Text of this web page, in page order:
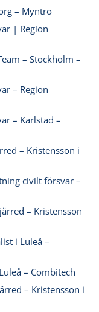
– Myntro
| Region
– Stockholm –
– Region
– Karlstad –
– Kristensson i
civilt försvar –
– Kristensson
i Luleå –
– Combitech
– Kristensson i